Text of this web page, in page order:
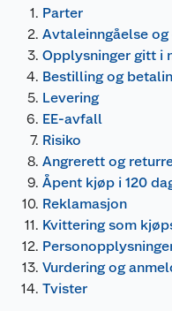
Parter
Avtaleinngåelse
Opplysninger gitt i
Bestilling og
Levering
EE-avfall
Risiko
Angrerett og
Åpent kjøp i 120
Reklamasjon
Kvittering som
Vurdering og
Tvister